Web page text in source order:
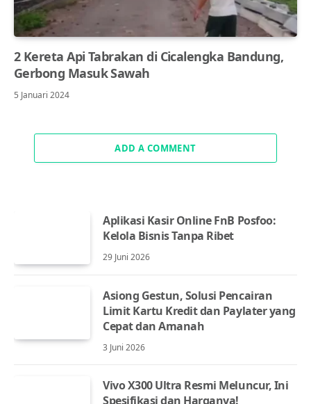
2 Kereta Api Tabrakan di Cicalengka Bandung,
Gerbong Masuk Sawah
5 Januari 2024
ADD A COMMENT
Aplikasi Kasir Online FnB Posfoo:
Kelola Bisnis Tanpa Ribet
29 Juni 2026
Asiong Gestun, Solusi Pencairan
Limit Kartu Kredit dan Paylater yang
Cepat dan Amanah
3 Juni 2026
Vivo X300 Ultra Resmi Meluncur, Ini
Spesifikasi dan Harganya!